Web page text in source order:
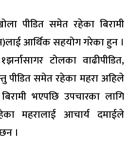
पीडित समेत रहेका बिरामी
आर्थिक सहयोग गरेका हुन ।
टोलका वाढीपीडित,
पीडित समेत रहेका महरा अहिले
भएपछि उपचारका लागि
महरालाई आचार्य दमाईले
।